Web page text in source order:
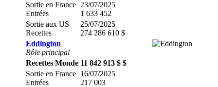
Sortie en France
Entrées
23/07/2025
1 633 452
Sortie aux US
Recettes
25/07/2025
274 286 610 $
Eddington
Rôle principal
Recettes Monde 11 842 913 $ $
Sortie en France
Entrées
16/07/2025
217 003